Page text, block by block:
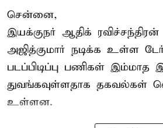
சென்னை,
இயக்குநர் ஆதிக்
அஜித்குமார் நடிக்க உள்ள
படப்பிடிப்பு பணிகள் இம்மாத
துவங்கவுள்ளதாக தகவல்கள்
உள்ளன.